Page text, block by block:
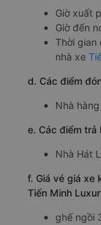
Giờ xuất
Giờ đến
Thời gian
nhà xe
d. Các điểm
Nhà
e. Các điểm trả
Nhà Hát
f. Giá vé giá xe
Tiến Minh
ghế ngồi